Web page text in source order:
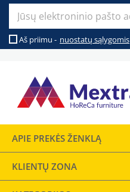
Aš priimu - nuostatų sąlygomis
APIE PREKĖS ŽENKLĄ
KLIENTŲ ZONA